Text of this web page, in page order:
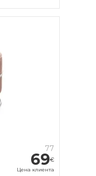
77
69€
Цена клиента